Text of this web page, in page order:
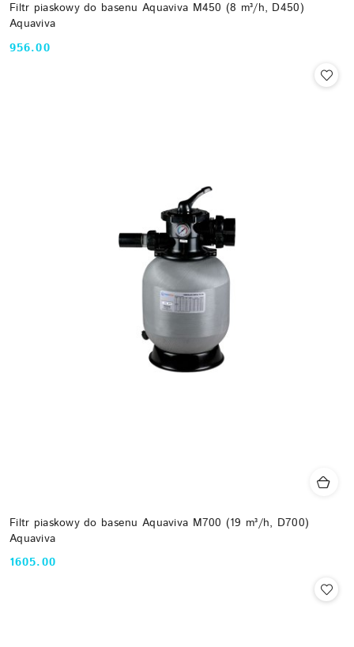
Filtr piaskowy do basenu Aquaviva M450 (8 m³/h, D450)
Aquaviva
Cena:
956.00
Filtr piaskowy do basenu Aquaviva M700 (19 m³/h, D700)
Aquaviva
Cena:
1605.00